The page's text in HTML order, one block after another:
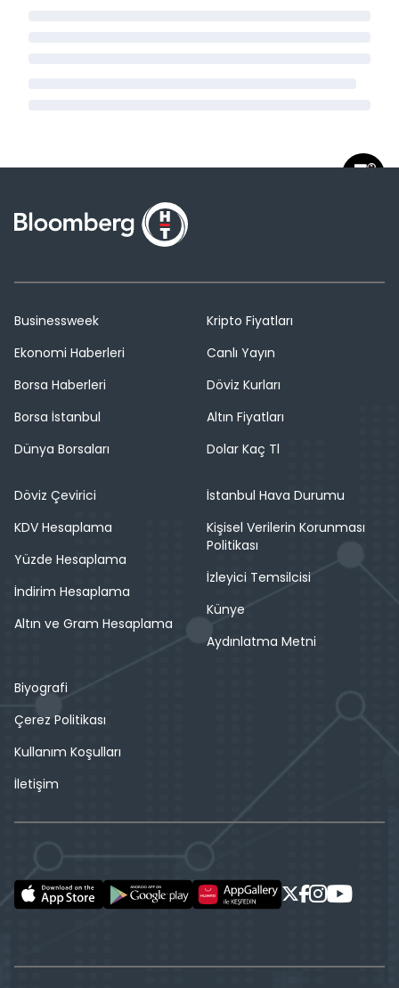
Businessweek
Ekonomi Haberleri
Borsa Haberleri
Borsa İstanbul
Dünya Borsaları
Kripto Fiyatları
Canlı Yayın
Döviz Kurları
Altın Fiyatları
Dolar Kaç Tl
Döviz Çevirici
KDV Hesaplama
Yüzde Hesaplama
İndirim Hesaplama
Altın ve Gram Hesaplama
İstanbul Hava Durumu
Kişisel Verilerin Korunması
Politikası
İzleyici Temsilcisi
Künye
Aydınlatma Metni
Biyografi
Çerez Politikası
Kullanım Koşulları
İletişim